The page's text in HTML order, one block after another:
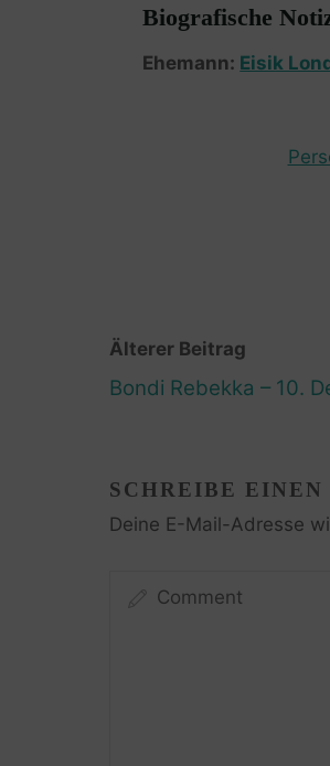
Biografische
Ehemann: Eisik
Älterer Beitrag
Bondi Rebekka – 10.
SCHREIBE
Deine E-Mail-Adresse